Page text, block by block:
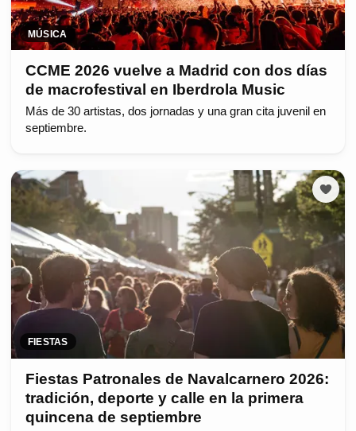
MÚSICA
CCME 2026 vuelve a Madrid con dos días
de macrofestival en Iberdrola Music
Más de 30 artistas, dos jornadas y una gran cita juvenil en
septiembre.
FIESTAS
Fiestas Patronales de Navalcarnero 2026:
tradición, deporte y calle en la primera
quincena de septiembre